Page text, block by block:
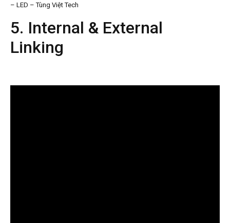
– LED – Tùng Việt Tech
5. Internal & External
Linking